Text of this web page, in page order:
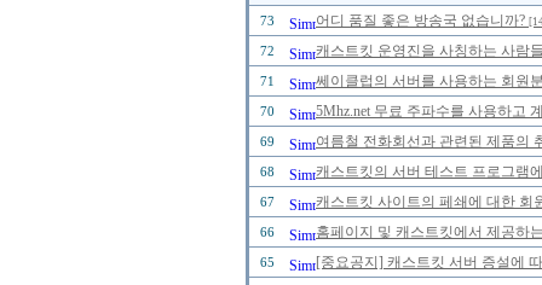
73 어디 품질 좋은 방송국 없습니까?
72 캐스트킷 운영진을 사칭하는 사람
71 쎄이클럽의 서버를 사용하는 회원
70 5Mhz.net 무료 주파수를 사용하고
69 여름철 전화회선과 관련된 제품의
68 캐스트킷의 서버 테스트 프로그램
67 캐스트킷 사이트의 페쇄에 대한
66 홈페이지 및 캐스트킷에서 제공하
65 [중요공지] 캐스트킷 서버 증설에